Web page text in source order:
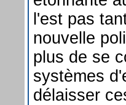
l'est pas
nouvelle
plus de se
systèmes
délaisser